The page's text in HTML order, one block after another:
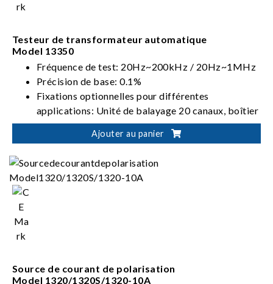
Testeur de transformateur automatique
Model 13350
Fréquence de test: 20Hz~200kHz / 20Hz~1MHz
Précision de base: 0.1%
Fixations optionnelles pour différentes
applications: Unité de balayage 20 canaux, boîtier
de balayage 80 canaux, et banc d'essai de
transformateur de courant
USB, interface LAN et USB-H optionnelle
Ajouter au panier
Source de courant de polarisation
Model 1320/1320S/1320-10A